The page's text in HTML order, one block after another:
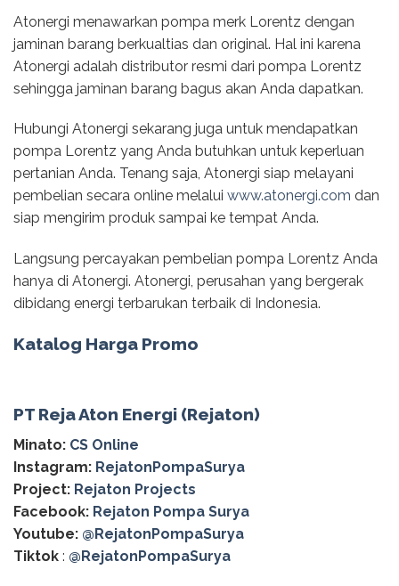
Atonergi menawarkan pompa merk Lorentz dengan
jaminan barang berkualtias dan original. Hal ini karena
Atonergi adalah distributor resmi dari pompa Lorentz
sehingga jaminan barang bagus akan Anda dapatkan.
Hubungi Atonergi sekarang juga untuk mendapatkan
pompa Lorentz yang Anda butuhkan untuk keperluan
pertanian Anda. Tenang saja, Atonergi siap melayani
pembelian secara online melalui www.atonergi.com dan
siap mengirim produk sampai ke tempat Anda.
Langsung percayakan pembelian pompa Lorentz Anda
hanya di Atonergi. Atonergi, perusahan yang bergerak
dibidang energi terbarukan terbaik di Indonesia.
Katalog Harga Promo
PT Reja Aton Energi (Rejaton)
Minato: CS Online
Instagram: RejatonPompaSurya
Project: Rejaton Projects
Facebook: Rejaton Pompa Surya
Youtube: @RejatonPompaSurya
Tiktok : @RejatonPompaSurya